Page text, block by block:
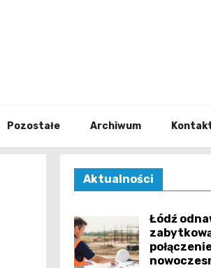
Pozostałe Archiwum
Aktualności
Łódź